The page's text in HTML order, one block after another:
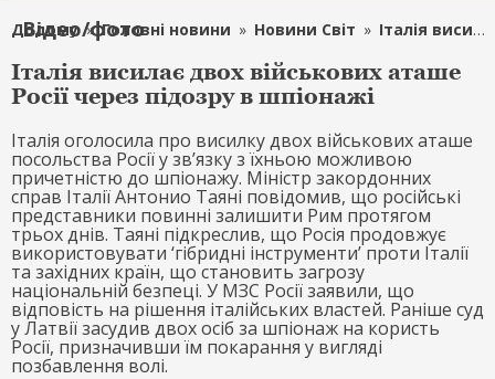
Відео/фото
Додому » Головні новини » Новини Світ » Італія висилає двох військових аташе Росії через підозру в шпіонажі
Італія висилає двох військових аташе
Росії через підозру в шпіонажі
Італія оголосила про висилку двох військових аташе
посольства Росії у зв’язку з їхньою можливою
причетністю до шпіонажу. Міністр закордонних
справ Італії Антонио Таяні повідомив, що російські
представники повинні залишити Рим протягом
трьох днів. Таяні підкреслив, що Росія продовжує
використовувати ‘гібридні інструменти’ проти Італії
та західних країн, що становить загрозу
національній безпеці. У МЗС Росії заявили, що
відповість на рішення італійських властей. Раніше суд
у Латвії засудив двох осіб за шпіонаж на користь
Росії, призначивши їм покарання у вигляді
позбавлення волі.